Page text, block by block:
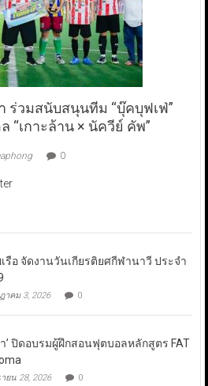
ร่วมสนับสนุนทีม “บุ๊คบุฟเฟ่”
“เกาะล้าน × นัควีย์ คัพ”
0
รือ จัดงานวันเกียรติยศกีฬานาวี ประจำ
าคม 3, 2026 0
’ ปิดอบรมผู้ฝึกสอนฟุตบอลหลักสูตร FAT
ยน 28, 2026 0